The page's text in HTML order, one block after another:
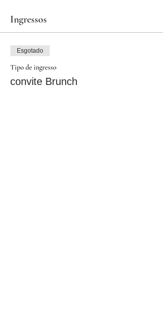
Ingressos
Esgotado
Tipo de ingresso
convite Brunch